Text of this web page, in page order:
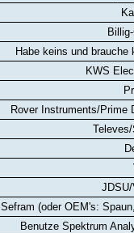
Habe keins und brauche
KWS
Rover Instruments/Prime
Televes/
JDSU/
Sefram (oder OEM's:
Benutze Spektrum